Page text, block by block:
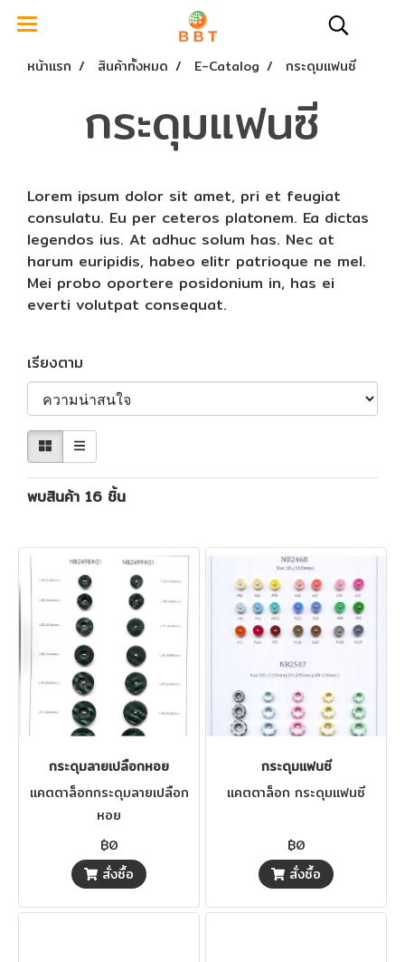
หน้าแรก สินค้าทั้งหมด E-Catalog กระดุมแฟนซี
กระดุมแฟนซี
Lorem ipsum dolor sit amet, pri et feugiat
consulatu. Eu per ceteros platonem. Ea dictas
legendos ius. At adhuc solum has. Nec at
harum euripidis, habeo elitr patrioque ne mel.
Mei probo oportere posidonium in, has ei
everti volutpat consequat.
เรียงตาม
พบสินค้า 16 ชิ้น
กระดุมลายเปลือกหอย
แคตตาล็อกกระดุมลายเปลือก
หอย
฿0
สั่งซื้อ
กระดุมแฟนซี
แคตตาล็อก กระดุมแฟนซี
฿0
สั่งซื้อ